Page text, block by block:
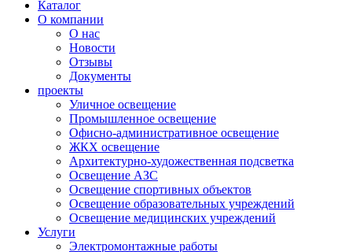
Каталог
О компании
О нас
Новости
Отзывы
Документы
проекты
Уличное освещение
Промышленное освещение
Офисно-административное освещение
ЖКХ освещение
Архитектурно-художественная подсветка
Освещение АЗС
Освещение спортивных объектов
Освещение образовательных учреждений
Освещение медицинских учреждений
Услуги
Электромонтажные работы